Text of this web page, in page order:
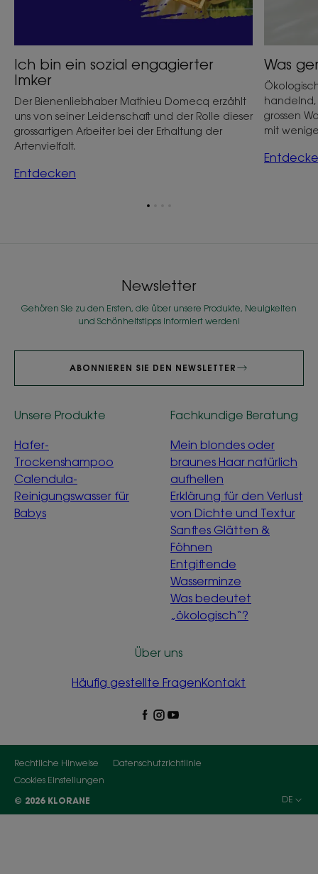
Ich bin ein sozial engagierter
Imker
Der Bienenliebhaber Mathieu Domecq erzählt
uns von seiner Leidenschaft und der Rolle dieser
grossartigen Arbeiter bei der Erhaltung der
Artenvielfalt.
Entdecken
Was
grossen
mit
Zum
Newsletter
Gehören Sie zu den Ersten, die über unsere Produkte, Neuigkeiten
und Schönheitstipps informiert werden!
ABONNIEREN SIE DEN NEWSLETTER
Unsere Produkte
Hafer-
Trockenshampoo
Calendula-
Reinigungswasser für
Babys
Fachkundige Beratung
Mein blondes oder
braunes Haar natürlich
aufhellen
Erklärung für den Verlust
von Dichte und Textur
Sanftes Glätten &
Föhnen
Entgiftende
Wasserminze
Was bedeutet
„ökologisch“?
Über uns
Häufig gestellte FragenKontakt
Rechtliche Hinweise
Datenschutzrichtlinie
Cookies Einstellungen
© 2026 KLORANE
DE